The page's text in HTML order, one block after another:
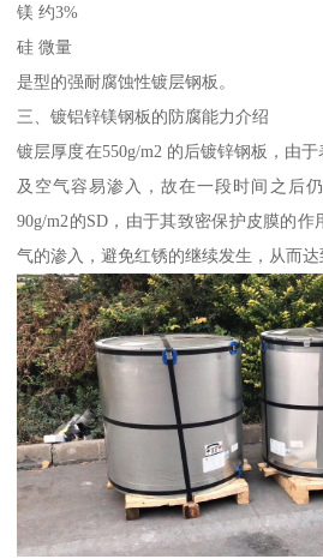
镁 约3%
硅 微量
是型的强耐腐蚀性镀层钢板。
三、镀铝锌镁钢板的防腐能力介绍
镀层厚度在550g/m2 的后镀锌钢板，由
及空气容易渗入，故在一段时间之后
90g/m2的SD，由于其致密保护皮膜的
气的渗入，避免红锈的继续发生，从而达